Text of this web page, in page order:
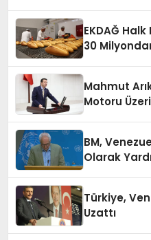
EKDAĞ
30
Mahmut
Motoru
BM,
Olarak
Türkiye,
Uzattı